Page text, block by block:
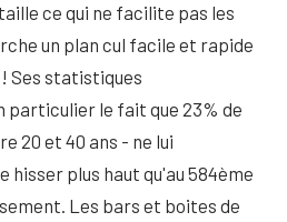
ce qui ne facilite pas les
un plan cul facile et rapide
Ses statistiques
particulier le fait que 23% de
20 et 40 ans - ne lui
hisser plus haut qu'au 584ème
Les bars et boites de